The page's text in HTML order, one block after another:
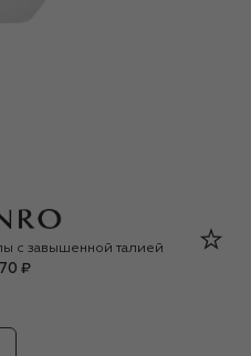
с завышенной талией
₽